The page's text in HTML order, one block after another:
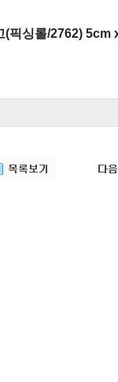
(픽싱롤/2762) 5cm